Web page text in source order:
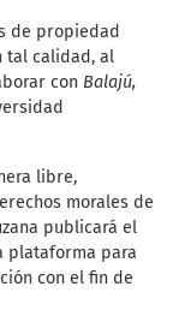
de propiedad
tal calidad, al
con Balajú,
libre,
morales de
publicará el
plataforma para
con el fin de